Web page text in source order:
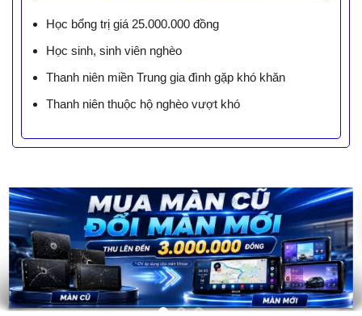
Học bổng trị giá 25.000.000 đồng
Học sinh, sinh viên nghèo
Thanh niên miền Trung gia đình gặp khó khăn
Thanh niên thuộc hộ nghèo vượt khó